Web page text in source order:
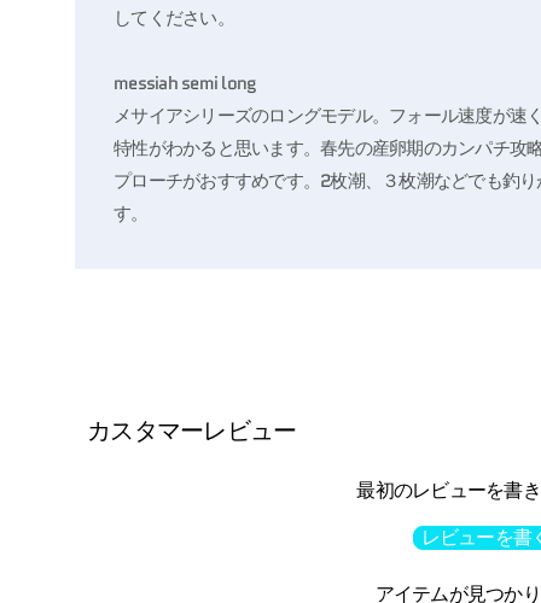
してください。
messiah semi long
メサイアシリーズのロングモデル。フォール速度が
特性がわかると思います。春先の産卵期のカンパチ攻
プローチがおすすめです。2枚潮、３枚潮などでも釣
す。
カスタマーレビュー
最初のレビューを書
レビューを書
アイテムが見つか